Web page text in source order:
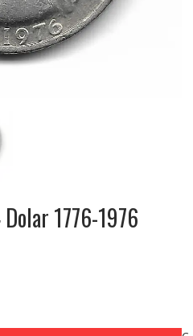
1776-1976